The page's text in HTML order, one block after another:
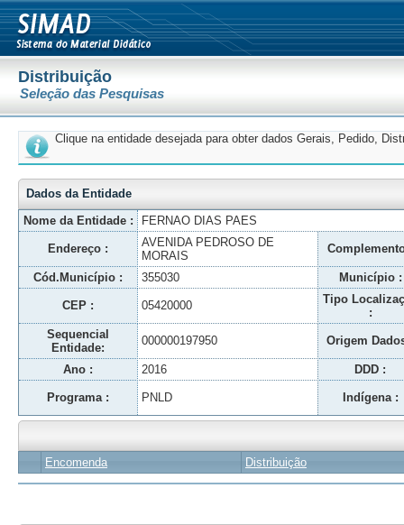
Distribuição
Seleção das Pesquisas
Clique na entidade desejada para obter dados Gerais, Pedido,
Dados da Entidade
Nome da Entidade :
FERNAO DIAS PAES
Endereço :
AVENIDA PEDROSO DE
MORAIS
Cód.Município : 355030 Município :
CEP : 05420000
Tipo
:
Sequencial
Entidade:
000000197950 Origem
Ano : 2016 DDD :
Programa : PNLD Indígena :
Encomenda Distribuição